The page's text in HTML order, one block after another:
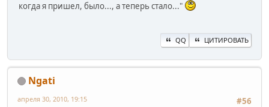
когда я пришел, было..., а теперь стало..."
QQ ЦИТИРОВАТЬ
Ngati
#56
апреля 30, 2010, 19:15